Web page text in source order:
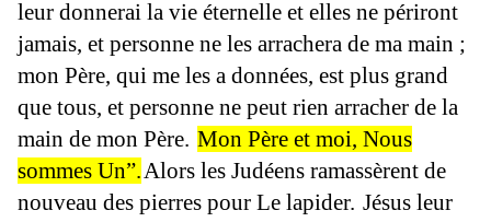
leur donnerai la vie éternelle et elles ne périront
jamais, et personne ne les arrachera de ma main ;
mon Père, qui me les a données, est plus grand
que tous, et personne ne peut rien arracher de la
main de mon Père. Mon Père et moi, Nous
sommes Un”.Alors les Judéens ramassèrent de
nouveau des pierres pour Le lapider. Jésus leur